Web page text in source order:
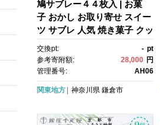
鳩サブレー４４枚入 | お菓
子 おかし お取り寄せ スイー
ツ サブレ 人気 焼き菓子 クッ
キー グルメ ご当地 お土産 個
包装 銘菓 神奈川 鎌倉 ギフ
ト 老舗 詰め合わせ 定番 名
交換pt: - pt
参考寄附額:
28,000 円
管理番号:
AH06
関東地方 神奈川県 鎌倉市